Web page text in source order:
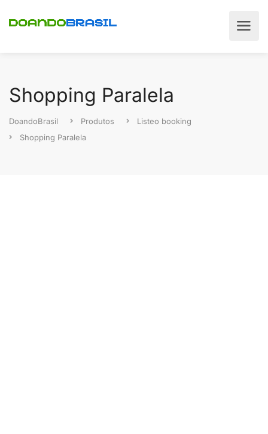
Shopping Paralela
DoandoBrasil Produtos
Listeo booking
Shopping Paralela